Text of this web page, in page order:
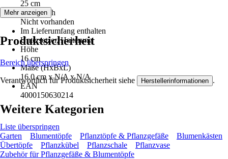
25 cm
Bodenloch
Nicht vorhanden
Im Lieferumfang enthalten
Untersetzer, Halterung
Höhe
16 cm
Maße (HxBxL)
16.0 cm x N/A x N/A
EAN
4000150630214
Mehr anzeigen
Produktsicherheit
Bereich überspringen
Verantwortlich für Produktsicherheit siehe Herstellerinformationen .
Weitere Kategorien
Liste überspringen
Garten
Blumentöpfe Pflanztöpfe & Pflanzgefäße
Blumenkästen
Übertöpfe
Pflanzkübel Pflanzschale
Pflanzvase
Zubehör für Pflanzgefäße & Blumentöpfe